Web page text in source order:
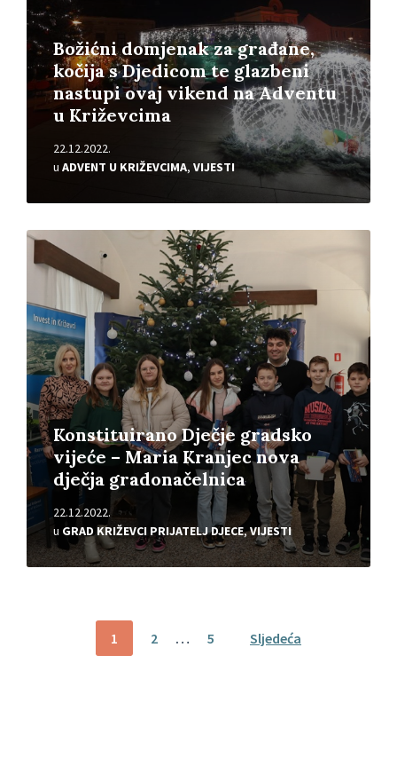
Božićni domjenak za građane,
kočija s Djedicom te glazbeni
nastupi ovaj vikend na Adventu
u Križevcima
22.12.2022.
u ADVENT U KRIŽEVCIMA, VIJESTI
Konstituirano Dječje gradsko
vijeće – Maria Kranjec nova
dječja gradonačelnica
22.12.2022.
u GRAD KRIŽEVCI PRIJATELJ DJECE,VIJESTI
Pročitajte
više
Brojevi
1 2 … 5 Sljedeća